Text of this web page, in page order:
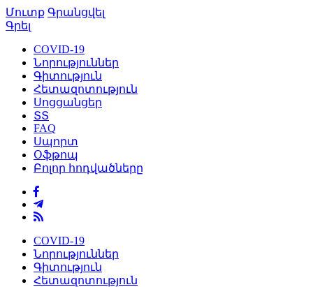
Մուտք Գրանցվել
Գրել
COVID-19
Նորություններ
Գիտություն
Հետազոտություն
Սոցցանցեր
ՏՏ
FAQ
Սպորտ
Օֆթոպ
Բոլոր հոդվածները
COVID-19
Նորություններ
Գիտություն
Հետազոտություն